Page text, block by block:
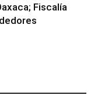
Fiscalía